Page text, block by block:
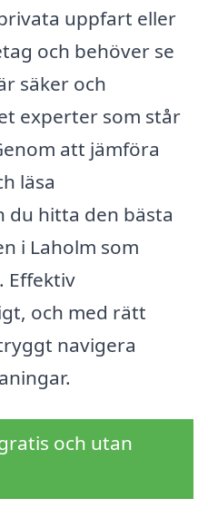
uppfart eller
och behöver se
säker och
experter som står
att jämföra
läsa
du hitta den bästa
i Laholm som
Effektiv
och med rätt
navigera
och utan